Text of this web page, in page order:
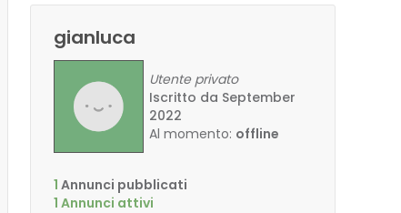
gianluca
Utente privato
Iscritto da September
2022
Al momento: offline
1 Annunci pubblicati
1 Annunci attivi